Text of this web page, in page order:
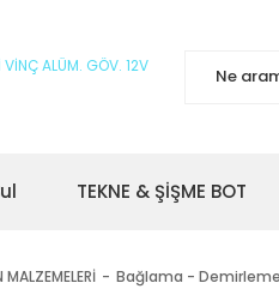
TEKNE & ŞİŞME BOT
MALZEMELERİ Bağlama - Demirleme